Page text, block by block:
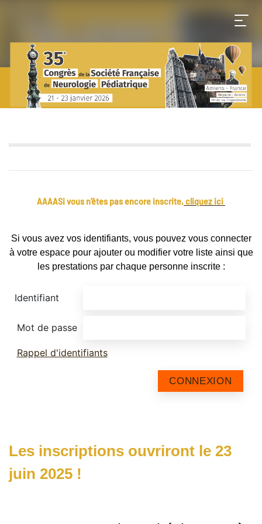
AAAASi vous n'êtes pas encore inscrite,cliquez ici
Si vous avez vos identifiants, vous pouvez vous connecter
à votre espace pour ajouter ou modifier votre liste ainsi que
les prestations par chaque personne inscrite :
Identifiant
Mot de passe
Rappel d'identifiants
CONNEXION
Les inscriptions ouvriront le 23
juin 2025 !